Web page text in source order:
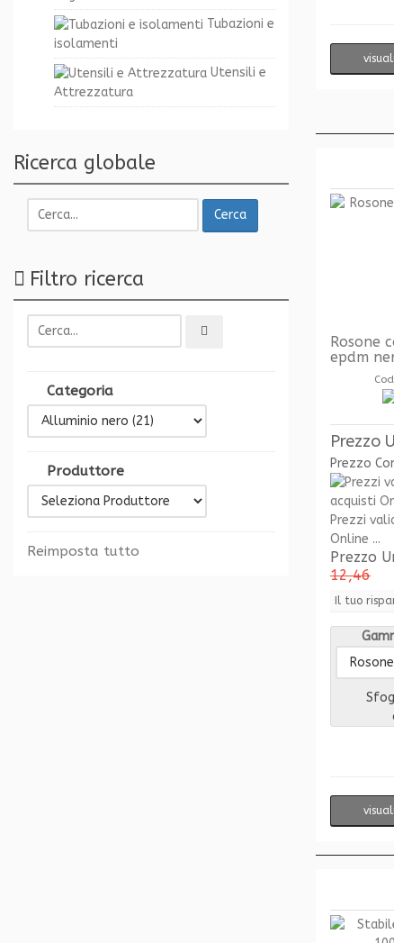
Rosone
epdm
Prezzo
Prezzo
Prezzi
Online ...
Prezzo
12,46
Il tuo
Tubazioni e
isolamenti
Utensili e
Attrezzatura
Ricerca globale
Cerca
Filtro ricerca
Categoria
Produttore
Reimposta tutto